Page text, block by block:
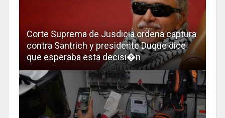
Corte Suprema de Jusdicia ordena captura
contra Santrich y presidente Duque dice
que esperaba esta decisi�n